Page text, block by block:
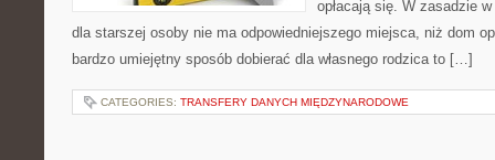
opłacają się. W zasadzie
dla starszej osoby nie ma odpowiedniejszego miejsca, niż dom
bardzo umiejętny sposób dobierać dla własnego rodzica to […]
CATEGORIES: TRANSFERY DANYCH MIĘDZYNARODOWE